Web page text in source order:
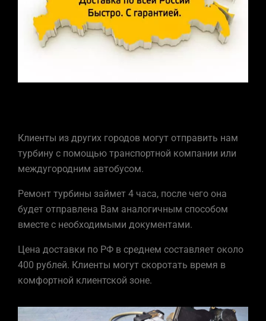
Клиенты из других городов могут отправить нам
турбину с помощью транспортной компании или
междугородним автобусом.
Ремонт турбины займет 4 часа, после чего она
будет отправлена Вам аналогичным способом
вместе с необходимыми документами.
Цена доставки по РФ в среднем составляет около
400 рублей. Клиенты могут скоротать время в
комфортной клиентской зоне.